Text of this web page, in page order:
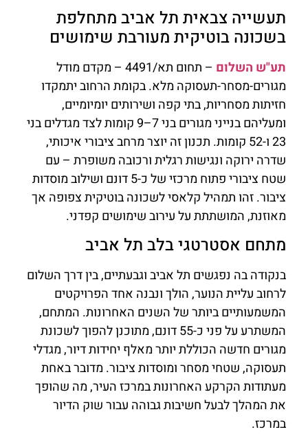
תעשייה צבאית תל אביב מתחלפת
בשכונה בוטיקית מעורבת שימושים
תע"ש השלום
– תחום תא/4491 – מקדם מודל
מגורים-מסחר-תעסוקה מלא. בקומת הרחוב יתמקדו
חזיתות מסחריות, בתי קפה ושירותים יומיומיים,
ומעליהם בנייני מגורים בני 7–9 קומות לצד מגדלים בני
23 ו-52 קומות. תכנון זה יוצר מרחב ציבורי איכותי,
שדרה ירוקה ונגישות רגלית ורכובה משופרת – עם
שטח ציבורי פתוח מרכזי של כ-5 דונם ושילוב מוסדות
ציבור. זהו תמהיל קלאסי לשכונה בוטיקית צפופה אך
מאוזנת, המושתתת על עירוב שימושים קפדני.
מתחם אסטרטגי בלב תל אביב
בנקודה בה נפגשים תל אביב וגבעתיים, בין דרך השלום
לרחוב עליית הנוער, הולך ונבנה אחד הפרויקטים
המשמעותיים ביותר של השנים האחרונות. המתחם,
המשתרע על פני כ-55 דונם, מתוכנן להפוך לשכונת
מגורים חדשה הכוללת יותר מאלף יחידות דיור, מגדלי
תעסוקה, שטחי מסחר ומוסדות ציבור. מדובר באחת
מעתודות הקרקע האחרונות במרכז העיר, מה שהופך
את המהלך לבעל חשיבות גבוהה עבור שוק הדיור
במרכז.